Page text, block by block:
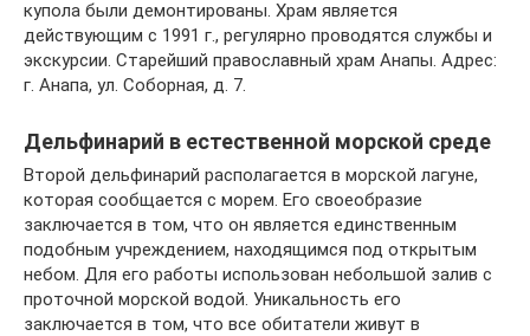
купола были демонтированы. Храм является
действующим с 1991 г., регулярно проводятся службы и
экскурсии. Старейший православный храм Анапы. Адрес:
г. Анапа, ул. Соборная, д. 7.
Дельфинарий в естественной морской среде
Второй дельфинарий располагается в морской лагуне,
которая сообщается с морем. Его своеобразие
заключается в том, что он является единственным
подобным учреждением, находящимся под открытым
небом. Для его работы использован небольшой залив с
проточной морской водой. Уникальность его
заключается в том, что все обитатели живут в